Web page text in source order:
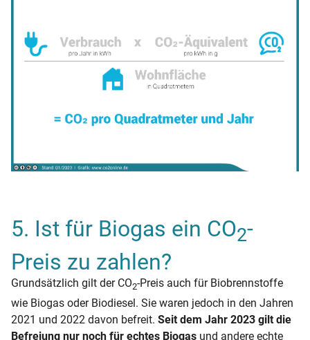
5. Ist für Biogas ein CO2-
Preis zu zahlen?
Grundsätzlich gilt der CO2-Preis auch für Biobrennstoffe
wie Biogas oder Biodiesel. Sie waren jedoch in den Jahren
2021 und 2022 davon befreit. Seit dem Jahr 2023 gilt die
Befreiung nur noch für echtes Biogas und andere echte